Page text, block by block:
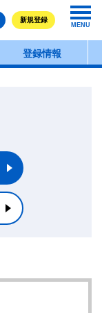
新規登録
MENU
登録情報